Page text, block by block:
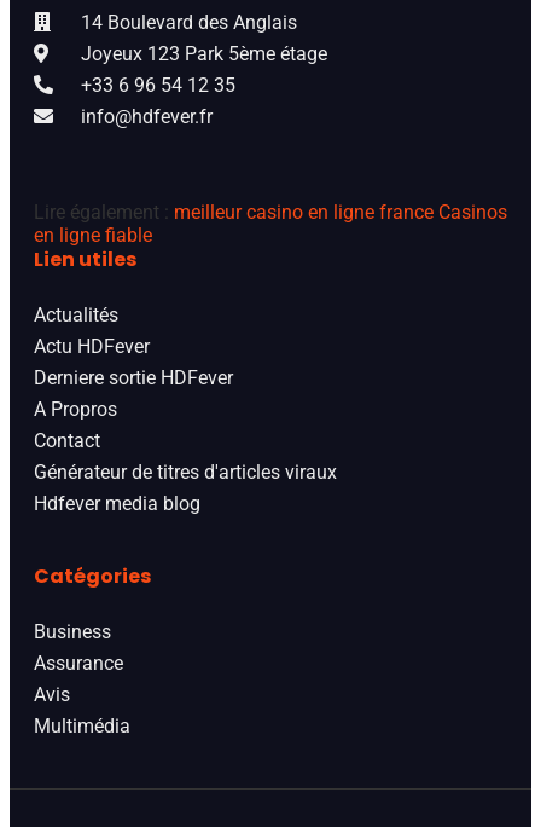
14 Boulevard des Anglais
Joyeux 123 Park 5ème étage
+33 6 96 54 12 35
info@hdfever.fr
Lire également : meilleur casino en ligne france Casinos
en ligne fiable
Lien utiles
Actualités
Actu HDFever
Derniere sortie HDFever
A Propros
Contact
Générateur de titres d'articles viraux
Hdfever media blog
Catégories
Business
Assurance
Avis
Multimédia